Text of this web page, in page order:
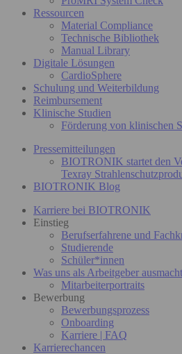
Ressourcen
Material Compliance
Technische Bibliothek
Manual Library
Digitale Lösungen
CardioSphere
Schulung und Weiterbildung
Reimbursement
Klinische Studien
Förderung von klinischen
Pressemitteilungen
BIOTRONIK startet den
Texray
BIOTRONIK Blog
Karriere bei BIOTRONIK
Einstieg
Berufserfahrene und
Studierende
Schüler*innen
Was uns als Arbeitgeber ausmacht
Mitarbeiterportraits
Bewerbung
Bewerbungsprozess
Onboarding
Karriere | FAQ
Karrierechancen